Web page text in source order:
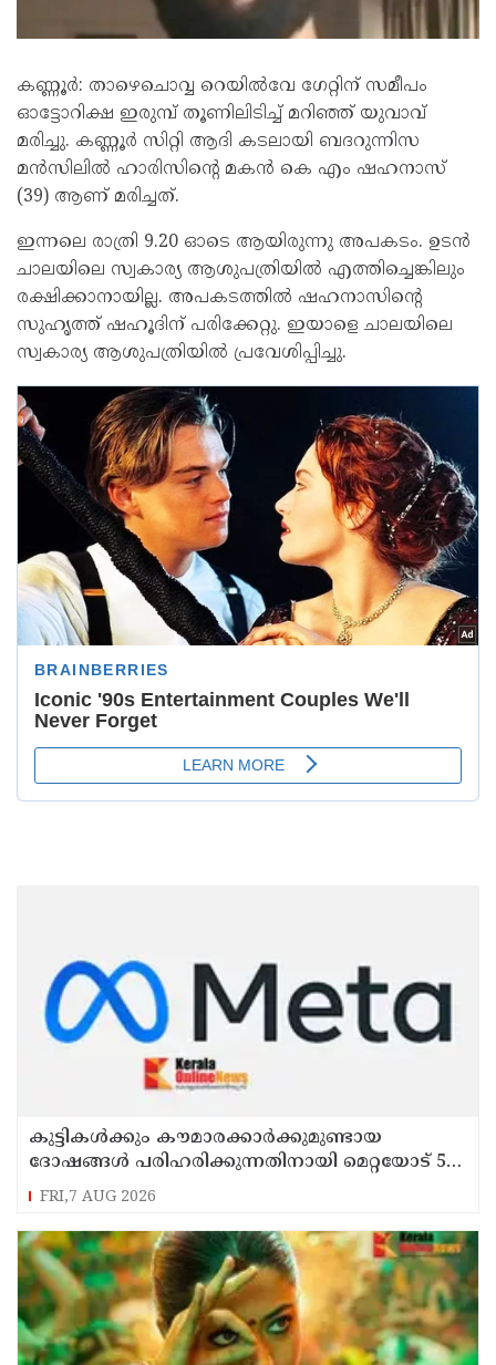
കണ്ണൂർ: താഴെചൊവ്വ റെയിൽവേ ഗേറ്റിന് സമീപം
ഓട്ടോറിക്ഷ ഇരുമ്പ് തൂണിലിടിച്ച് മറിഞ്ഞ് യുവാവ്
മരിച്ചു. കണ്ണൂർ സിറ്റി ആദി കടലായി ബദറുന്നിസ
മൻസിലിൽ ഹാരിസിൻ്റെ മകൻ കെ എം ഷഹനാസ്
(39) ആണ് മരിച്ചത്.
ഇന്നലെ രാത്രി 9.20 ഓടെ ആയിരുന്നു അപകടം. ഉടൻ
ചാലയിലെ സ്വകാര്യ ആശുപത്രിയിൽ എത്തിച്ചെങ്കിലും
രക്ഷിക്കാനായില്ല. അപകടത്തിൽ ഷഹനാസിൻ്റെ
സുഹൃത്ത് ഷഹൂദിന് പരിക്കേറ്റു. ഇയാളെ ചാലയിലെ
സ്വകാര്യ ആശുപത്രിയിൽ പ്രവേശിപ്പിച്ചു.
കുട്ടികൾക്കും കൗമാരക്കാർക്കുമുണ്ടായ
ദോഷങ്ങൾ പരിഹരിക്കുന്നതിനായി മെറ്റയോട് 567
മില്യൺ ഡോളർ നഷ്ടപരിഹാരം നൽകാൻ
FRI,7 AUG 2026